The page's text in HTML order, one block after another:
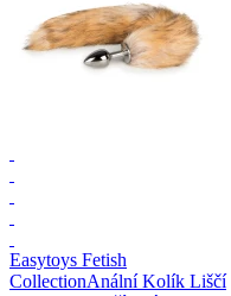
Easytoys Fetish
CollectionAnální Kolík Liščí